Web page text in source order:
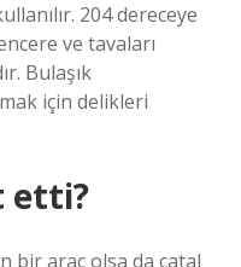
204 dereceye
ve tavaları
Bulaşık
için delikleri
etti?
bir araç olsa da çatal